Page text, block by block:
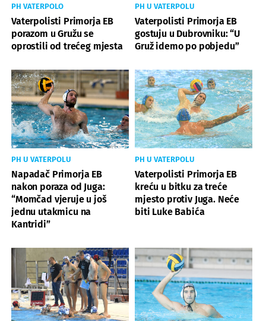
PH VATERPOLO
Vaterpolisti Primorja EB
porazom u Gružu se
oprostili od trećeg mjesta
PH U VATERPOLU
Vaterpolisti Primorja EB
gostuju u Dubrovniku: “U
Gruž idemo po pobjedu”
PH U VATERPOLU
Napadač Primorja EB
nakon poraza od Juga:
“Momčad vjeruje u još
jednu utakmicu na
Kantridi”
PH U VATERPOLU
Vaterpolisti Primorja EB
kreću u bitku za treće
mjesto protiv Juga. Neće
biti Luke Babića